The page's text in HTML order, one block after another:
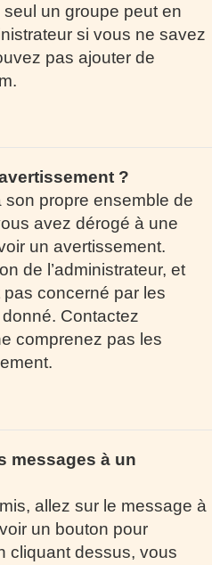
un groupe peut en
si vous ne savez
pas ajouter de
?
propre ensemble de
avez dérogé à une
un avertissement.
de l’administrateur, et
pas concerné par les
Contactez
comprenez pas les
messages à un
allez sur le message à
un bouton pour
cliquant dessus, vous